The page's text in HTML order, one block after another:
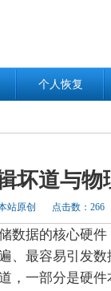
个人恢复
坏道与
站原创 点击数：266
数据的核心硬
、最容易引发
，一部分是硬